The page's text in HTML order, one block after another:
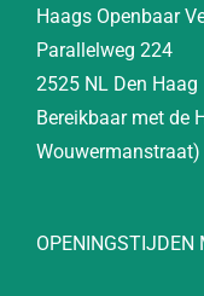
Haags Openbaar
Parallelweg 224
2525 NL Den Haag
Bereikbaar met de
Wouwermanstraat)
OPENINGSTIJDEN